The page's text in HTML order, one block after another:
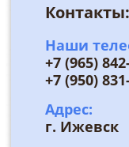
Контакты:
Наши
+7 (965)
+7 (950)
Адрес:
г. Ижевск